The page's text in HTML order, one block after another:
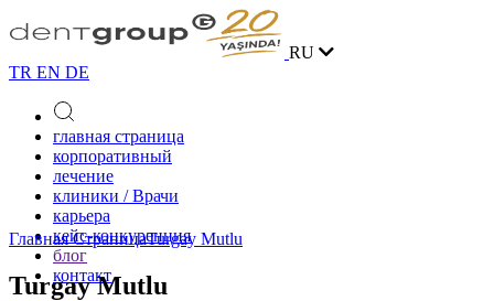
RU
TR EN DE
главная страница
корпоративный
лечение
клиники / Врачи
карьера
кейс-конкуренция
блог
контакт
Главная СтраницаTurgay Mutlu
Turgay Mutlu